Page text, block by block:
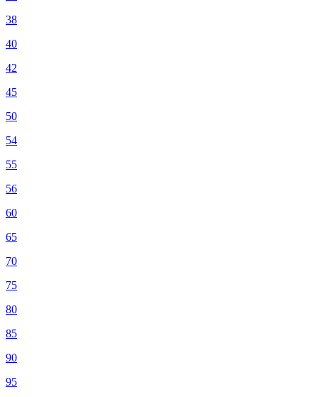
38
40
42
45
50
54
55
56
60
65
70
75
80
85
90
95